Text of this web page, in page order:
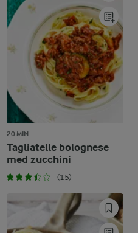
20 MIN
Tagliatelle bolognese
med zucchini
(15)